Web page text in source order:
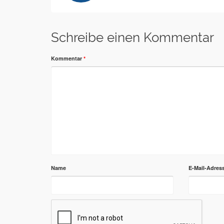
Schreibe einen Kommentar
Kommentar *
Name E-Mail-